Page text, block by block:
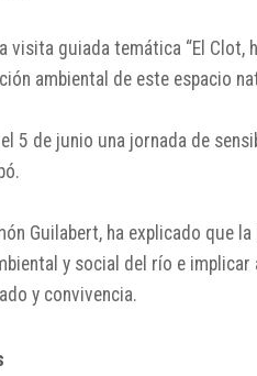
visita guiada temática “El Clot,
ambiental de este espacio
5 de junio una jornada de
.
Guilabert, ha explicado que
y social del río e implicar
y convivencia.